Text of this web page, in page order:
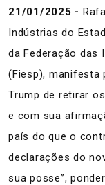
21/01/2025 -
Indústrias do
da Federação das
(Fiesp), manifesta
Trump de retirar
e com sua
país do que o
declarações do
sua posse”,